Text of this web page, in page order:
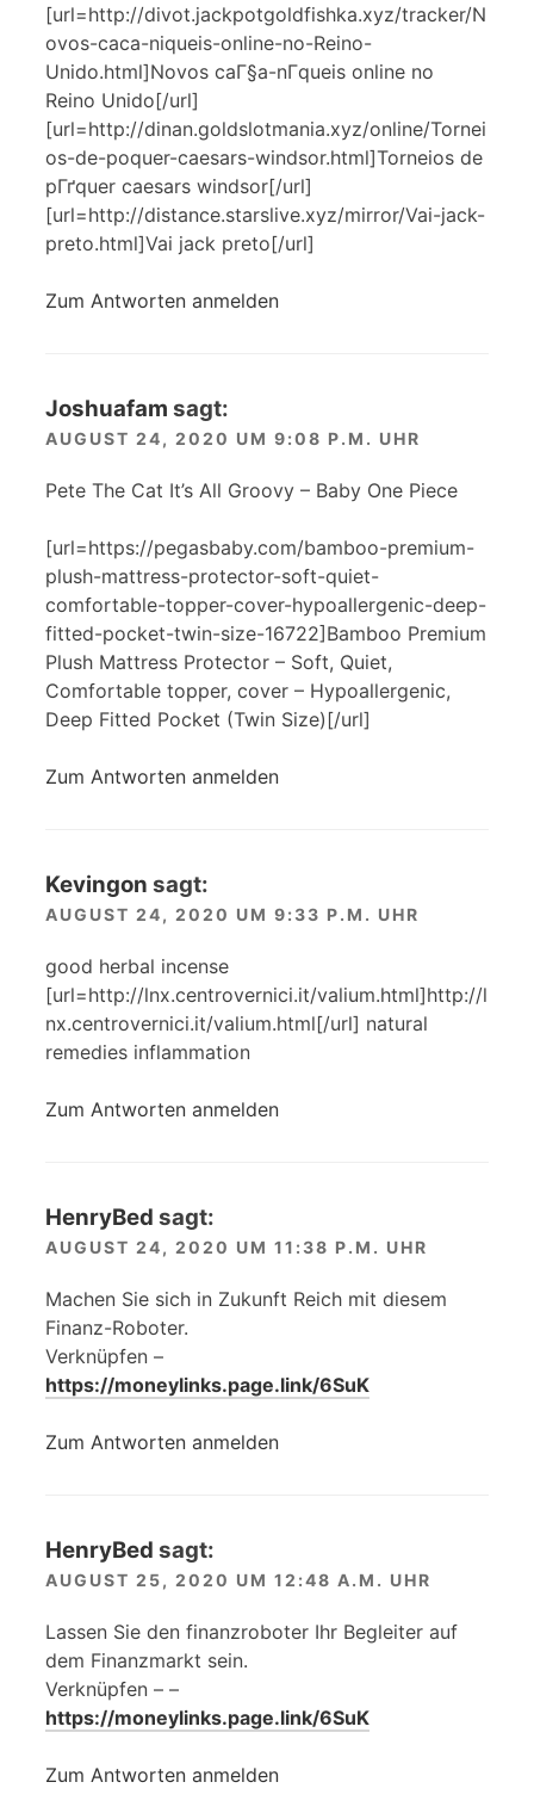
[url=http://divot.jackpotgoldfishka.xyz/tracker/N
ovos-caca-niqueis-online-no-Reino-
Unido.html]Novos caГ§a-nГ­queis online no
Reino Unido[/url]
[url=http://dinan.goldslotmania.xyz/online/Tornei
os-de-poquer-caesars-windsor.html]Torneios de
pГґquer caesars windsor[/url]
[url=http://distance.starslive.xyz/mirror/Vai-jack-
preto.html]Vai jack preto[/url]
Zum Antworten anmelden
Joshuafam sagt:
AUGUST 24, 2020 UM 9:08 P.M. UHR
Pete The Cat It’s All Groovy – Baby One Piece
[url=https://pegasbaby.com/bamboo-premium-
plush-mattress-protector-soft-quiet-
comfortable-topper-cover-hypoallergenic-deep-
fitted-pocket-twin-size-16722]Bamboo Premium
Plush Mattress Protector – Soft, Quiet,
Comfortable topper, cover – Hypoallergenic,
Deep Fitted Pocket (Twin Size)[/url]
Zum Antworten anmelden
Kevingon sagt:
AUGUST 24, 2020 UM 9:33 P.M. UHR
good herbal incense
[url=http://lnx.centrovernici.it/valium.html]http://l
nx.centrovernici.it/valium.html[/url] natural
remedies inflammation
Zum Antworten anmelden
HenryBed sagt:
AUGUST 24, 2020 UM 11:38 P.M. UHR
Machen Sie sich in Zukunft Reich mit diesem
Finanz-Roboter.
Verknüpfen –
https://moneylinks.page.link/6SuK
Zum Antworten anmelden
HenryBed sagt:
AUGUST 25, 2020 UM 12:48 A.M. UHR
Lassen Sie den finanzroboter Ihr Begleiter auf
dem Finanzmarkt sein.
Verknüpfen – –
https://moneylinks.page.link/6SuK
Zum Antworten anmelden